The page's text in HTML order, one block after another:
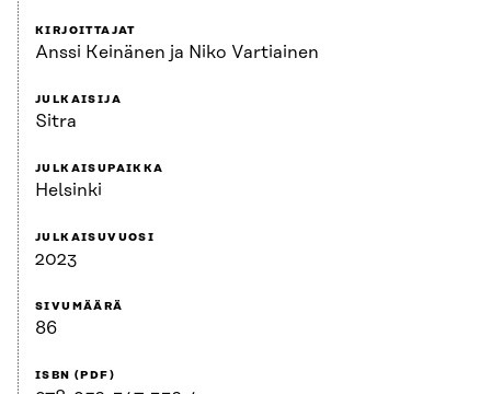
KIRJOITTAJAT
Anssi Keinänen ja Niko Vartiainen
JULKAISIJA
Sitra
JULKAISUPAIKKA
Helsinki
JULKAISUVUOSI
2023
SIVUMÄÄRÄ
86
ISBN (PDF)